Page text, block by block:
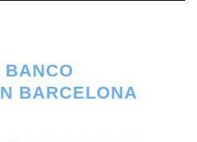
BARCELONA